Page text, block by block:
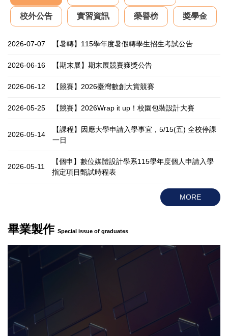
校外公告 實習資訊 榮譽榜 獎學金
2026-07-07 【暑轉】115學年度暑假轉學生招生考試公告
2026-06-16 【期末展】期末展競賽獲獎公告
2026-06-12 【競賽】2026臺灣數創大賞競賽
2026-05-25 【競賽】2026Wrap it up！校園包裝設計大賽
2026-05-14
【課程】因應大學申請入學事宜，5/15(五) 全校停課
一日
2026-05-11
【個申】數位媒體設計學系115學年度個人申請入學
指定項目甄試時程表
MORE
畢業製作 Special issue of graduates